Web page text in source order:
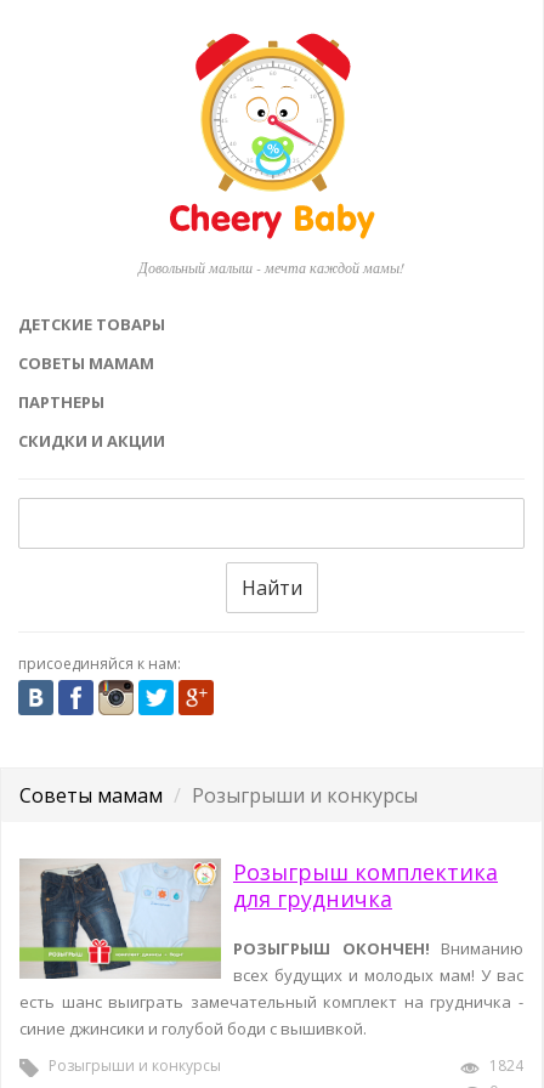
Довольный малыш - мечта каждой мамы!
ДЕТСКИЕ ТОВАРЫ
СОВЕТЫ МАМАМ
ПАРТНЕРЫ
СКИДКИ И АКЦИИ
Найти
присоединяйся к нам:
Советы мамам Розыгрыши и конкурсы
Розыгрыш комплектика
для грудничка
РОЗЫГРЫШ ОКОНЧЕН! Вниманию
всех будущих и молодых мам! У вас
есть шанс выиграть замечательный комплект на грудничка -
синие джинсики и голубой боди с вышивкой.
Розыгрыши и конкурсы
1824